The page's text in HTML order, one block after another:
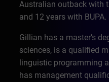
Australian outback with
and 12 years with BUPA.
Gillian has a master’s
sciences, is a qualified
linguistic programming
has management